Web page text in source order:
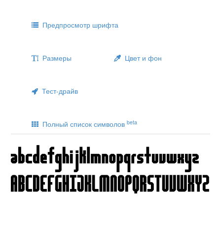
Предпросмотр шрифта
Размеры Цвет и фон
Тест-драйв
Полный список символов beta